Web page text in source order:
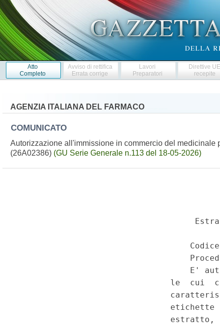
Atto
Completo
Avviso di rettifica
Errata corrige
Lavori
Preparatori
Direttive
recepite
AGENZIA ITALIANA DEL FARMACO
COMUNICATO
Autorizzazione all'immissione in commercio del medicinale
(26A02386) (GU Serie Generale n.113 del 18-05-2026)